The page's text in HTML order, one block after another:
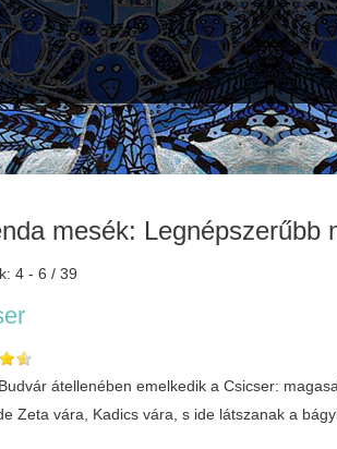
mesék: Legnépszerűbb
4 - 6 / 39
átellenében emelkedik a Csicser:
Zeta vára, Kadics vára, s ide látszanak a